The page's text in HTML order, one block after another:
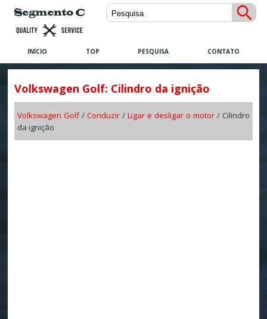
INÍCIO TOP PESQUISA CONTATO
Volkswagen Golf: Cilindro da ignição
Volkswagen Golf/ Conduzir /Ligar e desligar o motor / Cilindro
da ignição